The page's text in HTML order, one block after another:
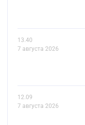
13.40
7 августа 2026
12.09
7 августа 2026